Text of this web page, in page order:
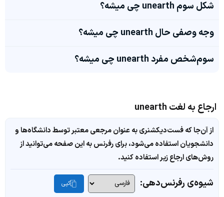
شکل سوم unearth چی میشه؟
وجه وصفی حال unearth چی میشه؟
سوم‌شخص مفرد unearth چی میشه؟
ارجاع به لغت unearth
از آن‌جا که فست‌دیکشنری به عنوان مرجعی معتبر توسط دانشگاه‌ها و
دانشجویان استفاده می‌شود، برای رفرنس به این صفحه می‌توانید از
روش‌های ارجاع زیر استفاده کنید.
شیوه‌ی رفرنس‌دهی: کپی